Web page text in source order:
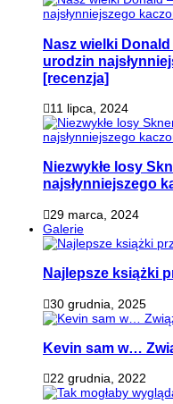
Nasz wielki
urodzin
[recenzja]
11 lipca, 2024
Niezwykłe losy
najsłynniejszego
29 marca, 2024
Galerie
Najlepsze książki
30 grudnia, 2025
Kevin sam w…
22 grudnia, 2022